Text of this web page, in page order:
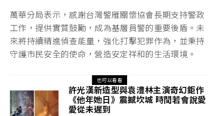
萬華分局表示，感謝台灣警雁關懷協會長期支持警政
工作，提供實質鼓勵，成為基層員警的重要後盾。未
來將持續精進偵查能量，強化打擊犯罪作為，並秉持
守護市民安全的使命，營造安定祥和的生活環境。
也可以看看
許光漢新造型與袁澧林主演奇幻鉅作
《他年她日》震撼坎城 時間若會說愛
愛從未遲到